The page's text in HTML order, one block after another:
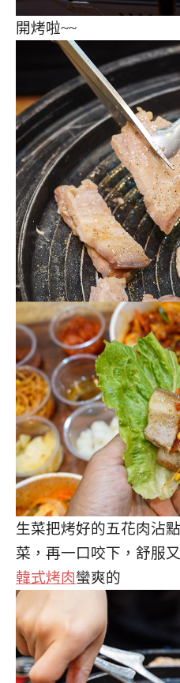
開烤啦~~
生菜把烤好的五花肉沾
菜，再一口咬下，舒服
韓式烤肉蠻爽的